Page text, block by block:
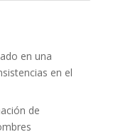
en una
en el
de